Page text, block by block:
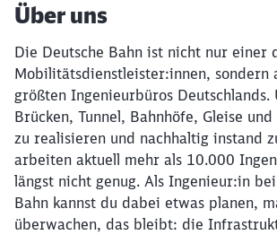
Über uns
Die Deutsche Bahn ist nicht nur einer
Mobilitätsdienstleister:innen, sondern
größten Ingenieurbüros Deutschlands.
Brücken, Tunnel, Bahnhöfe, Gleise
zu realisieren und nachhaltig instand
arbeiten aktuell mehr als 10.000
längst nicht genug. Als Ingenieur:in
Bahn kannst du dabei etwas planen,
überwachen, das bleibt: die